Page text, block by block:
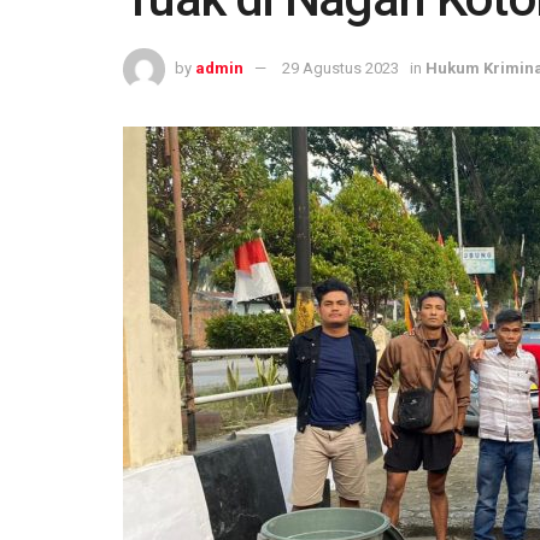
by admin 29 Agustus 2023 in Hukum